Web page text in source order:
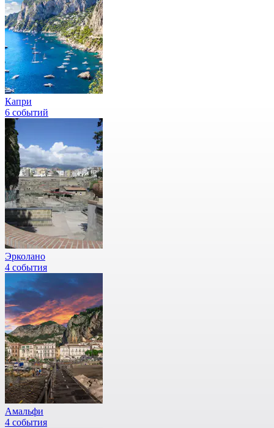
Капри
6 событий
Эрколано
4 события
Амальфи
4 события